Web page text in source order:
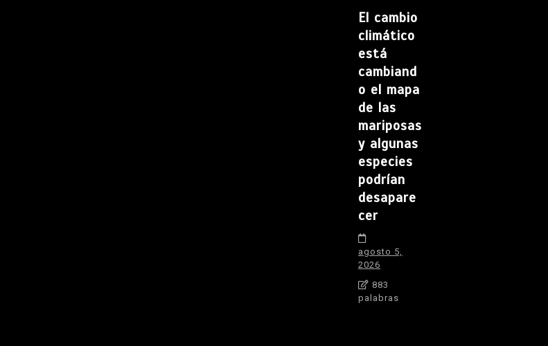
El cambio
climático
está
cambiand
o el mapa
de las
mariposas
y algunas
especies
podrían
desapare
cer
agosto 5,
2026
883
palabras